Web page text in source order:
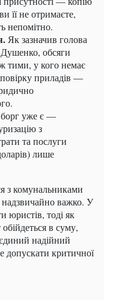
її не отримаєте,
непомітно.
Як зазначив голова
обсяги
тими, у кого немає
приладів —
уже є —
з
та послуги
лише
з комунальниками
надзвичайно важко. У
юристів, тоді як
в суму,
надійний
допускати критичної